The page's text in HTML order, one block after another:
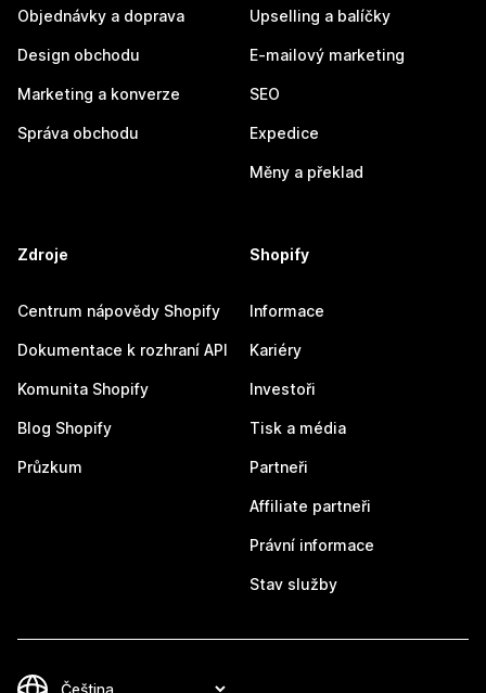
Objednávky a doprava
Design obchodu
Marketing a konverze
Správa obchodu
Upselling a balíčky
E-mailový marketing
SEO
Expedice
Měny a překlad
Zdroje
Centrum nápovědy Shopify
Dokumentace k rozhraní API
Komunita Shopify
Blog Shopify
Průzkum
Shopify
Informace
Kariéry
Investoři
Tisk a média
Partneři
Affiliate partneři
Právní informace
Stav služby